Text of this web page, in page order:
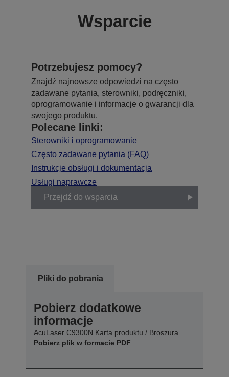
Wsparcie
Potrzebujesz pomocy?
Znajdź najnowsze odpowiedzi na często
zadawane pytania, sterowniki, podręczniki,
oprogramowanie i informacje o gwarancji dla
swojego produktu.
Polecane linki:
Sterowniki i oprogramowanie
Często zadawane pytania (FAQ)
Instrukcje obsługi i dokumentacja
Usługi naprawcze
Przejdź do wsparcia
Pliki do pobrania
Pobierz dodatkowe
informacje
AcuLaser C9300N Karta produktu / Broszura
Pobierz plik w formacie PDF